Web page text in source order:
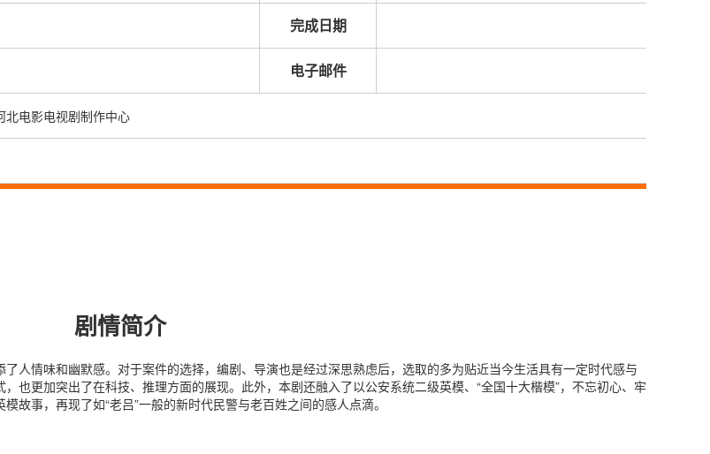
完成日期
电子邮件
北电影电视剧制作中心
剧情简介
人情味和幽默感。对于案件的选择，编剧、导演也是经过深思熟虑后，选取的多为贴近当今生活具有一定时代感与
也更加突出了在科技、推理方面的展现。此外，本剧还融入了以公安系统二级英模、“全国十大楷模”，不忘初心、牢
事，再现了如“老吕”一般的新时代民警与老百姓之间的感人点滴。